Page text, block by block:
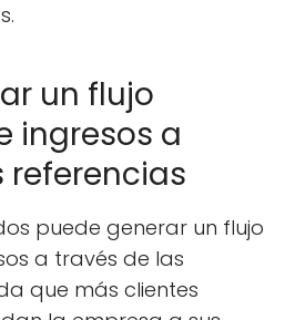
un flujo
ingresos a
referencias
puede generar un flujo
a través de las
que más clientes